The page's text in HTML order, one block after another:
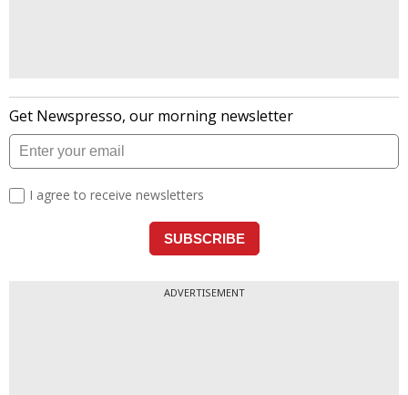
ADVERTISEMENT